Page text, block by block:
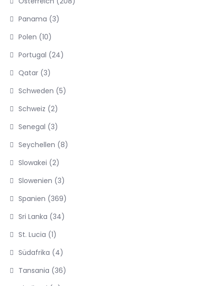
Panama (3)
Polen (10)
Portugal (24)
Qatar (3)
Schweden (5)
Schweiz (2)
Senegal (3)
Seychellen (8)
Slowakei (2)
Slowenien (3)
Spanien (369)
Sri Lanka (34)
St. Lucia (1)
Südafrika (4)
Tansania (36)